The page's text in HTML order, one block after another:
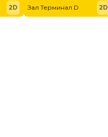
2D
Зал Терминал D
2D